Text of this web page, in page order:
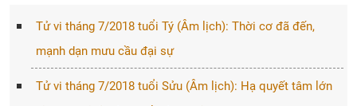
Tử vi tháng 7/2018 tuổi Tý (Âm lịch): Thời cơ đã đến,
mạnh dạn mưu cầu đại sự
Tử vi tháng 7/2018 tuổi Sửu (Âm lịch): Hạ quyết tâm lớn